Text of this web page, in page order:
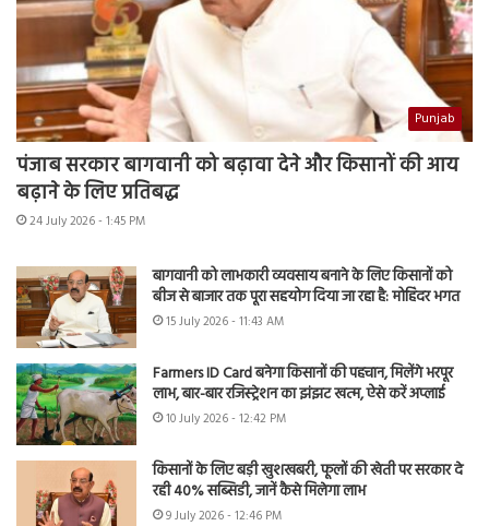
Punjab
पंजाब सरकार बागवानी को बढ़ावा देने और किसानों की आय
बढ़ाने के लिए प्रतिबद्ध
24 July 2026 - 1:45 PM
बागवानी को लाभकारी व्यवसाय बनाने के लिए किसानों को
बीज से बाजार तक पूरा सहयोग दिया जा रहा है: मोहिंदर भगत
15 July 2026 - 11:43 AM
Farmers ID Card बनेगा किसानों की पहचान, मिलेंगे भरपूर
लाभ, बार-बार रजिस्ट्रेशन का झंझट खत्म, ऐसे करें अप्लाई
10 July 2026 - 12:42 PM
किसानों के लिए बड़ी खुशखबरी, फूलों की खेती पर सरकार दे
रही 40% सब्सिडी, जानें कैसे मिलेगा लाभ
9 July 2026 - 12:46 PM